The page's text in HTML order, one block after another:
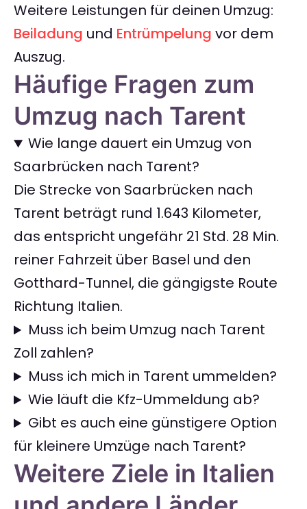
Weitere Leistungen für deinen Umzug:
Beiladung und Entrümpelung vor dem
Auszug.
Häufige Fragen zum
Umzug nach Tarent
Wie lange dauert ein Umzug von
Saarbrücken nach Tarent?
Die Strecke von Saarbrücken nach
Tarent beträgt rund 1.643 Kilometer,
das entspricht ungefähr 21 Std. 28 Min.
reiner Fahrzeit über Basel und den
Gotthard-Tunnel, die gängigste Route
Richtung Italien.
Muss ich beim Umzug nach Tarent
Zoll zahlen?
Muss ich mich in Tarent ummelden?
Wie läuft die Kfz-Ummeldung ab?
Gibt es auch eine günstigere Option
für kleinere Umzüge nach Tarent?
Weitere Ziele in Italien